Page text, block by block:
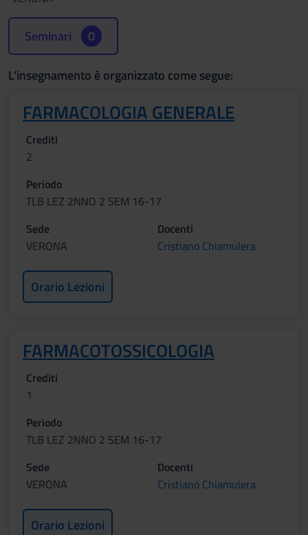
Seminari 0
L'insegnamento è organizzato come segue:
FARMACOLOGIA GENERALE
Crediti
2
Periodo
TLB LEZ 2NNO 2 SEM 16-17
Sede
VERONA
Docenti
Cristiano Chiamulera
Orario Lezioni
FARMACOTOSSICOLOGIA
Crediti
1
Periodo
TLB LEZ 2NNO 2 SEM 16-17
Sede
VERONA
Docenti
Cristiano Chiamulera
Orario Lezioni